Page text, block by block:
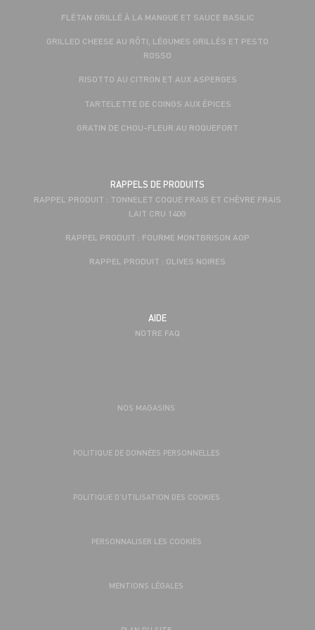
FLÉTAN GRILLÉ À LA MANGUE ET SAUCE BASILIC
GRILLED CHEESE AU RÔTI, LÉGUMES GRILLÉS ET PESTO
ROSSO
RISOTTO AU CITRON ET AUX ASPERGES
TARTELETTE DE COINGS AUX ÉPICES
GRATIN DE CHOU-FLEUR AU ROQUEFORT
RAPPELS DE PRODUITS
RAPPEL PRODUIT : TONNELET COQUE FRAIS ET CHÈVRE FRAIS
LAIT CRU 140G
RAPPEL PRODUIT : FOURME MONTBRISON AOP
RAPPEL PRODUIT : OLIVES NOIRES
AIDE
NOTRE FAQ
NOS MAGASINS
POLITIQUE DE DONNÉES PERSONNELLES
POLITIQUE D’UTILISATION DES COOKIES
PERSONNALISER LES COOKIES
MENTIONS LÉGALES